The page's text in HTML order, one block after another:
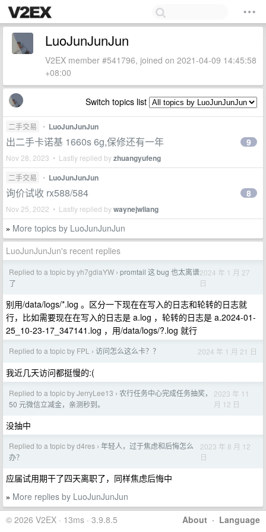
LuoJunJunJun
V2EX member #541796, joined on 2021-04-09 14:45:58
+08:00
Switch topics list
二手交易 • LuoJunJunJun
出二手卡诺基 1660s 6g,保修还有一年
Nov 28, 2023 • Lastly replied byzhuangyufeng
9
二手交易 • LuoJunJunJun
询价试收 rx588/584
Nov 25, 2022 • Lastly replied bywaynejwliang
8
» More topics by LuoJunJunJun
LuoJunJunJun's recent replies
Replied to a topic by yh7gdiaYW › promtail 这 bug 也太离谱
了
2024 年 1 月 27
日
别用/data/logs/*.log 。区分一下现在在写入的日志和轮转的日志就
行，比如需要现在在写入的日志是 a.log ，轮转的日志是 a.2024-01-
25_10-23-17_347141.log ，用/data/logs/?.log 就行
Replied to a topic by FPL › 访问怎么这么卡？？ 2024 年 1 月 21 日
我近几天访问都挺慢的:(
Replied to a topic by JerryLee13 › 农行任务中心完成任务抽奖，
50 元微信立减金，亲测秒到。
2023 年 11
月 12 日
没抽中
Replied to a topic by d4res › 年轻人，过于焦虑和后悔怎么
办？
2023 年 8 月 12
日
应届试用期干了四天离职了，同样焦虑后悔中
» More replies by LuoJunJunJun
About · Language
© 2026 V2EX · 13ms · 3.9.8.5